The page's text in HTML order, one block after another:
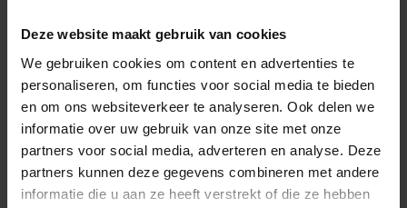
Deze website maakt gebruik van cookies
We gebruiken cookies om content en advertenties te
personaliseren, om functies voor social media te bieden
en om ons websiteverkeer te analyseren. Ook delen we
informatie over uw gebruik van onze site met onze
partners voor social media, adverteren en analyse. Deze
partners kunnen deze gegevens combineren met andere
informatie die u aan ze heeft verstrekt of die ze hebben
bestaande praktijken?
van ons basisonderwijs?
Je wil actief meewerken aan de ontwikkeling
van je (toekomstige) school in teamverband?
Evidence informed aan de